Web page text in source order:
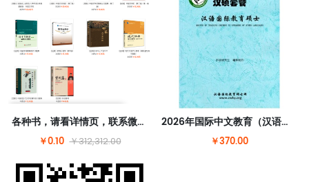
各种书，请看详情页，联系微信hsw982改价
￥0.10 ￥312,312.00
2026年国际中文教育（汉语国际教育）硕士套餐
￥370.00